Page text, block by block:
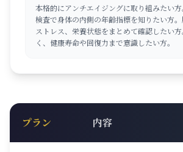
本格的にアンチエイジングに取り組みたい
検査で身体の内側の年齢指標を知りたい方
ストレス、栄養状態をまとめて確認したい
く、健康寿命や回復力まで意識したい方。
プラン 内容